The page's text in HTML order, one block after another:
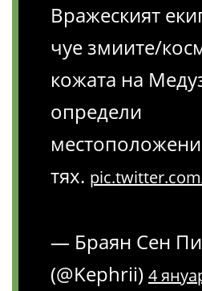
Вражеският
чуе змиите/
кожата на
определи
тях.
— Браян Сен
(@Kephrii) 4